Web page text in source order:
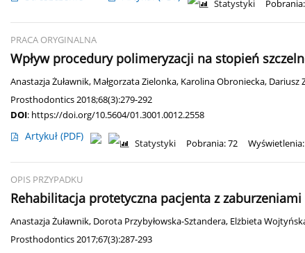
Statystyki
PRACA ORYGINALNA
Wpływ procedury polimeryzacji na stopień
Anastazja Żuławnik, Małgorzata Zielonka, Karolina Obroniecka, Dariusz
Prosthodontics 2018;68(3):279-292
DOI: https://doi.org/10.5604/01.3001.0012.2558
Artykuł (PDF)
Statystyki Pobrania: 72 Wyświetlenia:
OPIS PRZYPADKU
Rehabilitacja protetyczna pacjenta z
Anastazja Żuławnik, Dorota Przybyłowska-Sztandera, Elżbieta
Prosthodontics 2017;67(3):287-293